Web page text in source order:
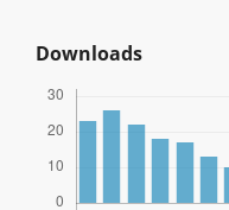
Downloads